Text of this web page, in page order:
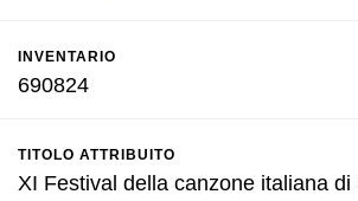
INVENTARIO
690824
TITOLO ATTRIBUITO
XI Festival della canzone italiana di